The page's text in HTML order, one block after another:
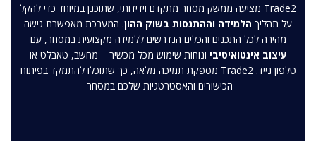
Trade2 מציעה ממשק מסחר מתקדם וידידותי, שתוכנן במיוחד כדי להקל
על תהליך הלמידה וההתנסות בשוק ההון. המערכת מאפשרת גישה
מהירה לכל התכנים והכלים הנדרשים ללמידה מקצועית במסחר, עם
עיצוב אינטואיטיבי ונוחות שימוש מכל מכשיר – מחשב, טאבלט או
טלפון נייד. Trade2 מספקת תמיכה מלאה, כך שתוכלו להתמקד בפיתוח
הכישורים והאסטרטגיות שלכם במסחר